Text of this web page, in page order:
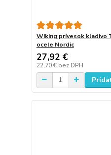
Wiking prívesok kladivo
ocele Nordic
27,92 €
22,70 € bez DPH